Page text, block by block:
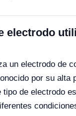
electrodo
un electrodo de
por su alta
tipo de electrodo